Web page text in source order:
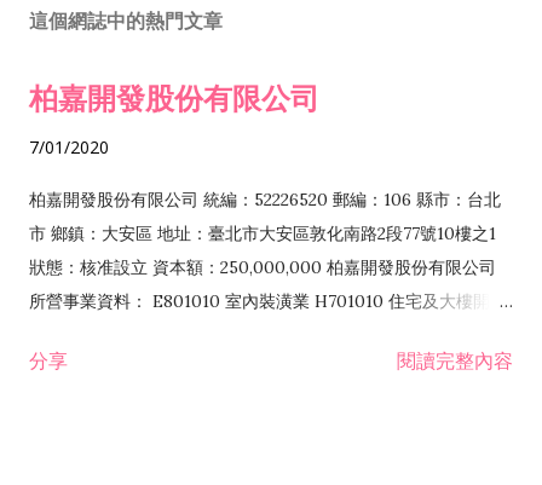
這個網誌中的熱門文章
柏嘉開發股份有限公司
7/01/2020
柏嘉開發股份有限公司 統編：52226520 郵編：106 縣市：台北
市 鄉鎮：大安區 地址：臺北市大安區敦化南路2段77號10樓之1
狀態：核准設立 資本額：250,000,000 柏嘉開發股份有限公司
所營事業資料： E801010 室內裝潢業 H701010 住宅及大樓開發
發業 H703090 不動產買賣業 H703100 不動產租賃業 I503010
分享 閱讀完整內容